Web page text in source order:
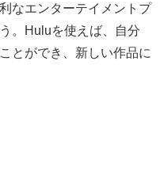
なエンターテイメントプ
。Huluを使えば、自分
とができ、新しい作品に